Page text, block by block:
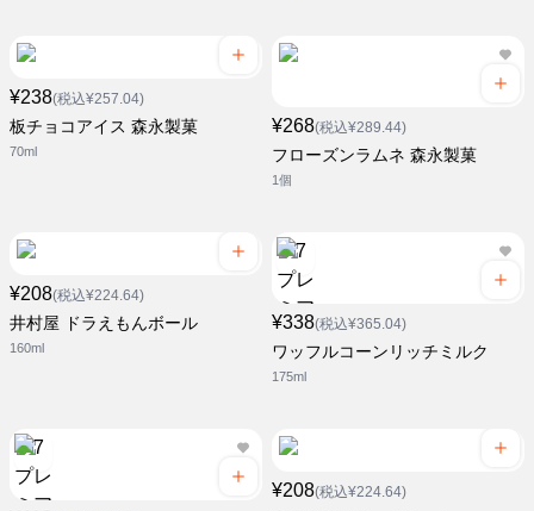
¥238(税込¥257.04)
板チョコアイス 森永製菓
70ml
¥268(税込¥289.44)
フローズンラムネ 森永製菓
1個
¥208(税込¥224.64)
井村屋 ドラえもんボール
160ml
¥338(税込¥365.04)
ワッフルコーンリッチミルク
175ml
¥208(税込¥224.64)